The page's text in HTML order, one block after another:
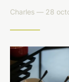
Charles — 28